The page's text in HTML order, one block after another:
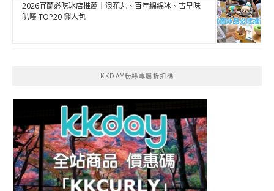
2026宜蘭必吃冰店推薦｜浪花丸、百年綿綿冰、古早味
叭噗 TOP20 懶人包
KKDAY粉絲專屬折扣碼